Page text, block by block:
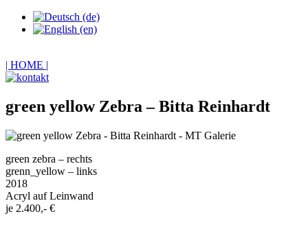
| HOME |
green yellow Zebra – Bitta Reinhardt
green zebra – rechts
grenn_yellow – links
2018
Acryl auf Leinwand
je 2.400,- €